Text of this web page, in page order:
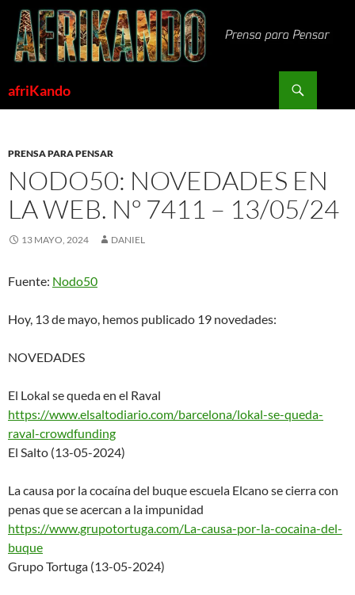
Saltar
contenido
afriKando
PRENSA PARA PENSAR
NODO50: NOVEDADES EN
LA WEB. Nº 7411 – 13/05/24
13 MAYO, 2024 DANIEL
Fuente: Nodo50
Hoy, 13 de mayo, hemos publicado 19 novedades:
NOVEDADES
El Lokal se queda en el Raval
https://www.elsaltodiario.com/barcelona/lokal-se-queda-
raval-crowdfunding
El Salto (13-05-2024)
La causa por la cocaína del buque escuela Elcano se cierra con
penas que se acercan a la impunidad
https://www.grupotortuga.com/La-causa-por-la-cocaina-del-
buque
Grupo Tortuga (13-05-2024)